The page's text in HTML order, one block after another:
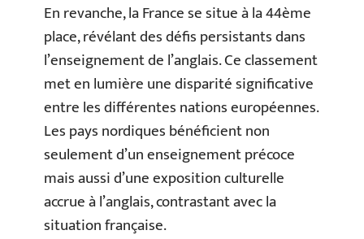
En revanche, la France se situe à la 44ème
place, révélant des défis persistants dans
l’enseignement de l’anglais. Ce classement
met en lumière une disparité significative
entre les différentes nations européennes.
Les pays nordiques bénéficient non
seulement d’un enseignement précoce
mais aussi d’une exposition culturelle
accrue à l’anglais, contrastant avec la
situation française.